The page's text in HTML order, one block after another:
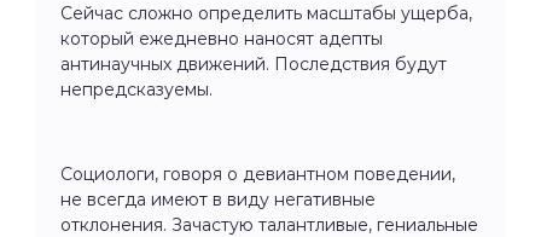
Сейчас сложно определить масштабы ущерба,
который ежедневно наносят адепты
антинаучных движений. Последствия будут
непредсказуемы.
Социологи, говоря о девиантном поведении,
не всегда имеют в виду негативные
отклонения. Зачастую талантливые, гениальные